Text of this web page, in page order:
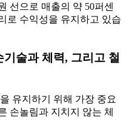
선으로 매출의 약 50퍼센
로 수익성을 유지하고 있습
술과 체력, 그리고 철
유지하기 위해 가장 중요
손놀림과 지치지 않는 체